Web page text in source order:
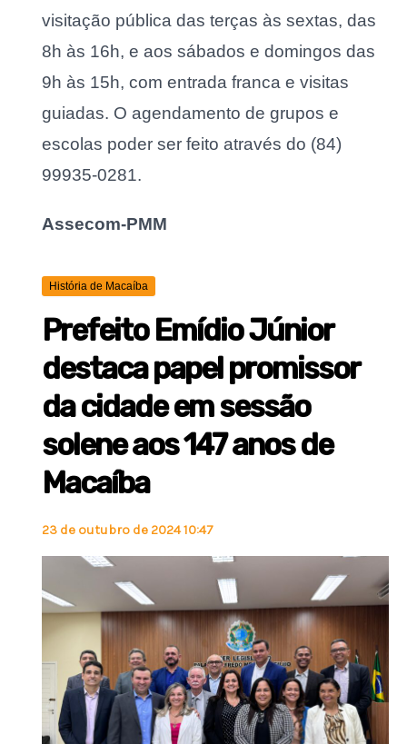
visitação pública das terças às sextas, das
8h às 16h, e aos sábados e domingos das
9h às 15h, com entrada franca e visitas
guiadas. O agendamento de grupos e
escolas poder ser feito através do (84)
99935-0281.
Assecom-PMM
História de Macaíba
Prefeito Emídio Júnior
destaca papel promissor
da cidade em sessão
solene aos 147 anos de
Macaíba
23 de outubro de 2024 10:47